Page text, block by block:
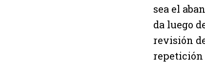
sea el
da luego
revisión
repetición